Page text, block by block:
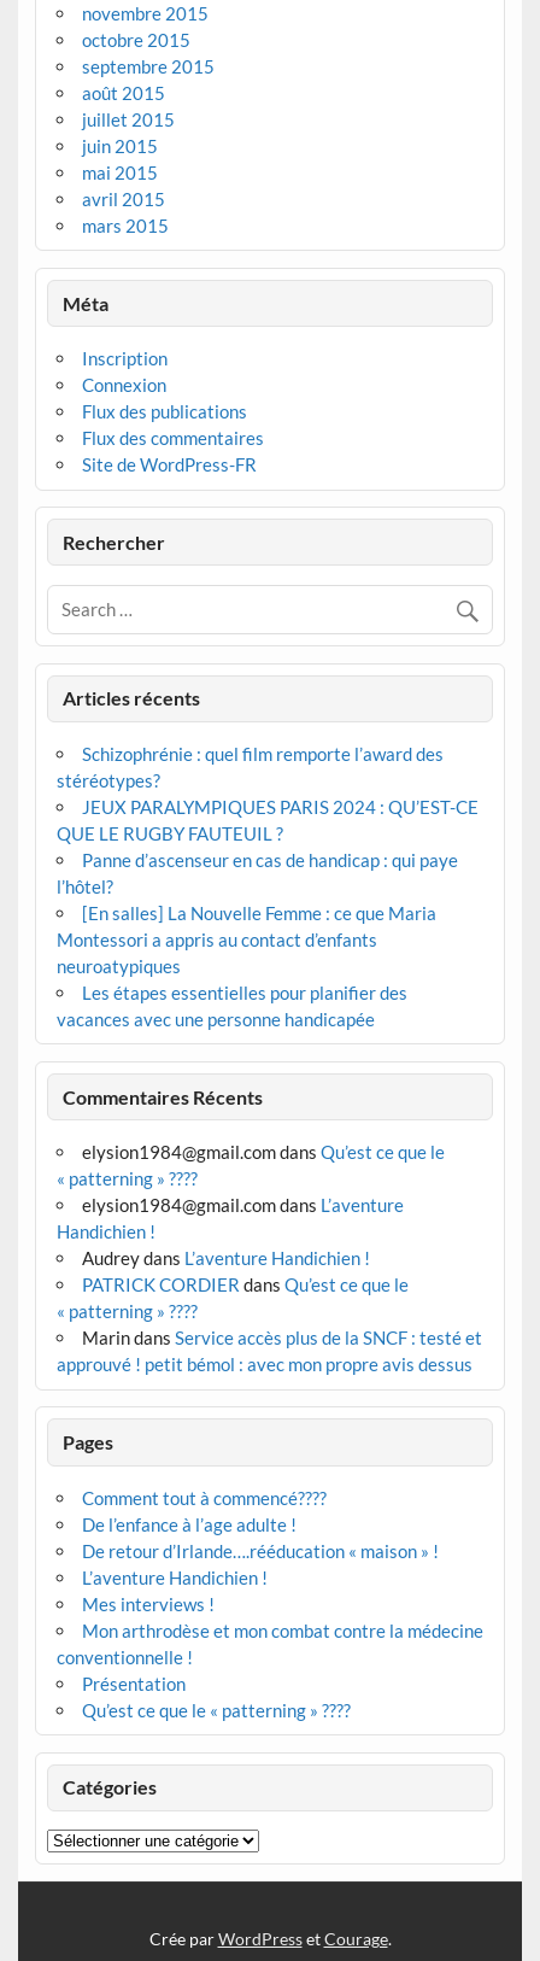
novembre 2015
octobre 2015
septembre 2015
août 2015
juillet 2015
juin 2015
mai 2015
avril 2015
mars 2015
Méta
Inscription
Connexion
Flux des publications
Flux des commentaires
Site de WordPress-FR
Rechercher
Articles récents
Schizophrénie : quel film remporte l’award des
stéréotypes?
JEUX PARALYMPIQUES PARIS 2024 : QU’EST-CE
QUE LE RUGBY FAUTEUIL ?
Panne d’ascenseur en cas de handicap : qui paye
l’hôtel?
[En salles] La Nouvelle Femme : ce que Maria
Montessori a appris au contact d’enfants
neuroatypiques
Les étapes essentielles pour planifier des
vacances avec une personne handicapée
Commentaires Récents
elysion1984@gmail.comdans Qu’est ce que le
« patterning » ????
elysion1984@gmail.comdans L’aventure
Handichien !
Audreydans L’aventure Handichien !
PATRICK CORDIER dans Qu’est ce que le
« patterning » ????
Marindans Service accès plus de la SNCF : testé et
approuvé ! petit bémol : avec mon propre avis dessus
Pages
Comment tout à commencé????
De l’enfance à l’age adulte !
De retour d’Irlande….rééducation « maison » !
L’aventure Handichien !
Mes interviews !
Mon arthrodèse et mon combat contre la médecine
conventionnelle !
Présentation
Qu’est ce que le « patterning » ????
Catégories
Catégories
Crée parWordPressetCourage.